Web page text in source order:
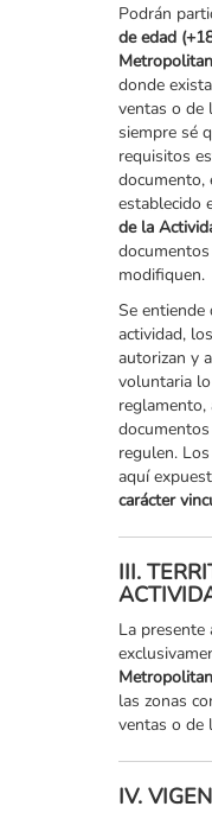
Podrán
de edad
donde
ventas o de
siempre sé
requisitos
documento,
establecido
de la
modifiquen.
Se entiende
actividad,
autorizan y
voluntaria
reglamento,
regulen.
aquí
carácter
III.
La presente
las zonas
ventas o de
IV.